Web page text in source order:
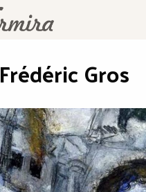
Frédéric Gros